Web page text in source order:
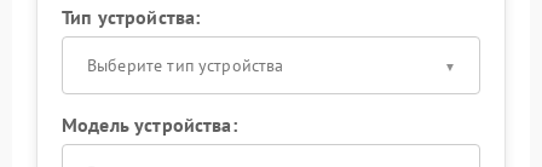
Тип устройства:
Выберите тип устройства
Модель устройства: